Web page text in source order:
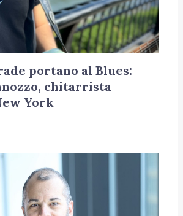
portano al Blues:
chitarrista
York